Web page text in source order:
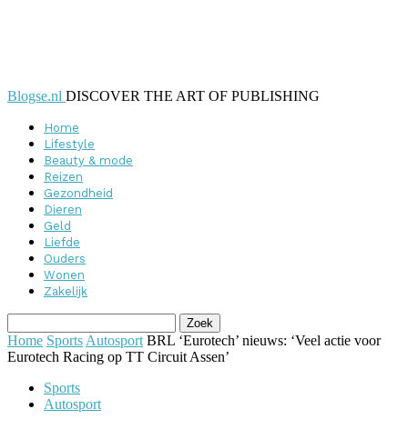
Blogse.nl DISCOVER THE ART OF PUBLISHING
Home
Lifestyle
Beauty & mode
Reizen
Gezondheid
Dieren
Geld
Liefde
Ouders
Wonen
Zakelijk
Home Sports Autosport BRL ‘Eurotech’ nieuws: ‘Veel actie voor
Eurotech Racing op TT Circuit Assen’
Sports
Autosport